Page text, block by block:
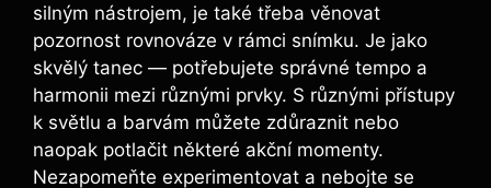
silným nástrojem, je také třeba věnovat
pozornost rovnováze v rámci snímku. Je jako
skvělý tanec — potřebujete správné tempo a
harmonii mezi různými prvky. S různými přístupy
k světlu a barvám můžete zdůraznit nebo
naopak potlačit některé akční momenty.
Nezapomeňte experimentovat a nebojte se